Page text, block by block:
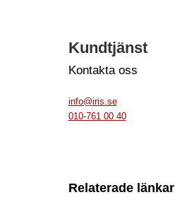
Kundtjänst
Kontakta oss
info@iris.se
010-761 00 40
Relaterade länkar